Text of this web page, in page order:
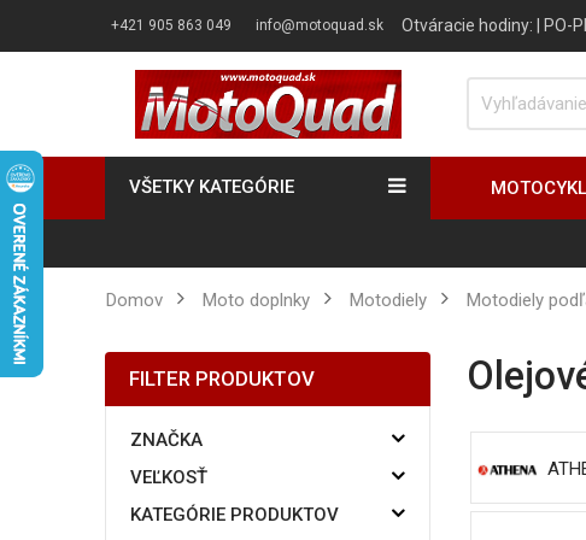
+421 905 863 049 info@motoquad.sk Otváracie hodiny: | PO-
VŠETKY KATEGÓRIE
Domov Moto doplnky motodiely motodiely
FILTER PRODUKTOV
ZNAČKA
VEĽKOSŤ
KATEGÓRIE PRODUKTOV